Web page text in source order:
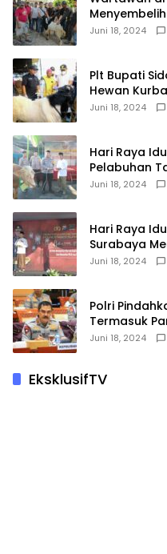
Juni 18, 2024
Plt Bupati
Hewan
Juni 18, 2024
Hari Raya
Pelabuhan
Hewan
Juni 18, 2024
Hari Raya
Surabaya
Hewan
Juni 18, 2024
Polri
Termasuk
Juni 18, 2024
EksklusifTV